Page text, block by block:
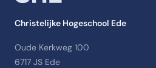
Christelijke Hogeschool Ede
Oude Kerkweg 100
6717 JS Ede